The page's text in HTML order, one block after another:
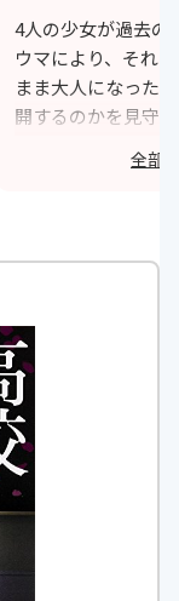
4人の少女が過去の
ウマにより、それ
まま大人になった
開するのかを見守
人間関係が変わっ
セの強い作品です
思います。
全部